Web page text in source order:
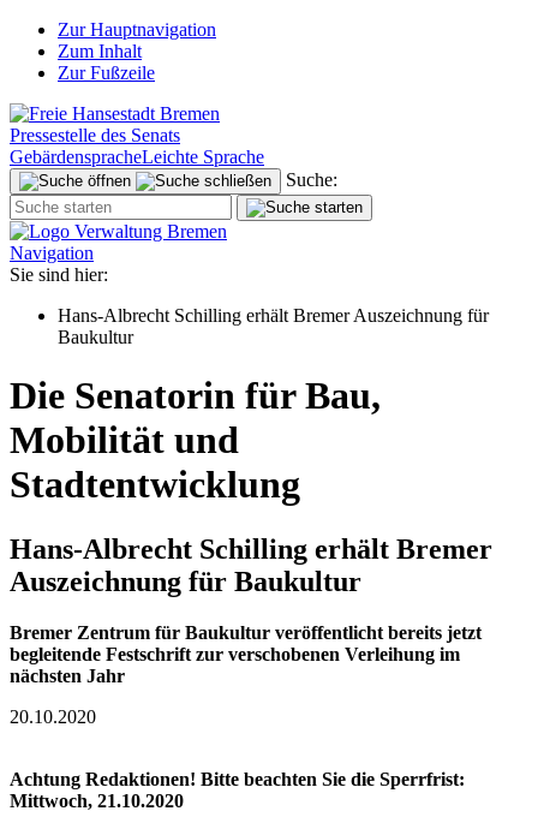
Zur Hauptnavigation
Zum Inhalt
Zur Fußzeile
Pressestelle des Senats
GebärdenspracheLeichte Sprache
Suche:
Navigation
Sie sind hier:
Hans-Albrecht Schilling erhält Bremer Auszeichnung für
Baukultur
Die Senatorin für Bau,
Mobilität und
Stadtentwicklung
Hans-Albrecht Schilling erhält Bremer
Auszeichnung für Baukultur
Bremer Zentrum für Baukultur veröffentlicht bereits jetzt
begleitende Festschrift zur verschobenen Verleihung im
nächsten Jahr
20.10.2020
Achtung Redaktionen! Bitte beachten Sie die Sperrfrist:
Mittwoch, 21.10.2020